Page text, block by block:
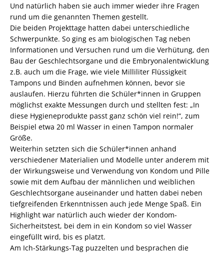
Und natürlich haben sie auch immer wieder ihre Fragen
rund um die genannten Themen gestellt.
Die beiden Projekttage hatten dabei unterschiedliche
Schwerpunkte. So ging es am biologischen Tag neben
Informationen und Versuchen rund um die Verhütung, den
Bau der Geschlechtsorgane und die Embryonalentwicklung
z.B. auch um die Frage, wie viele Milliliter Flüssigkeit
Tampons und Binden aufnehmen können, bevor sie
auslaufen. Hierzu führten die Schüler*innen in Gruppen
möglichst exakte Messungen durch und stellten fest: „In
diese Hygieneprodukte passt ganz schön viel rein!“, zum
Beispiel etwa 20 ml Wasser in einen Tampon normaler
Größe.
Weiterhin setzten sich die Schüler*innen anhand
verschiedener Materialien und Modelle unter anderem mit
der Wirkungsweise und Verwendung von Kondom und Pille
sowie mit dem Aufbau der männlichen und weiblichen
Geschlechtsorgane auseinander und hatten dabei neben
tiefgreifenden Erkenntnissen auch jede Menge Spaß. Ein
Highlight war natürlich auch wieder der Kondom-
Sicherheitstest, bei dem in ein Kondom so viel Wasser
eingefüllt wird, bis es platzt.
Am Ich-Stärkungs-Tag puzzelten und besprachen die